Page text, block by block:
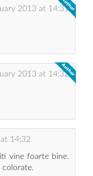
2013 at 14:31
2013 at 14:32
14:32
vine foarte bine.
colorate.